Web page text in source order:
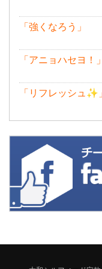
「強くなろう」
「アニョハセヨ！」
「リフレッシュ✨」